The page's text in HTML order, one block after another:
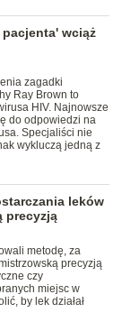
wciąż
zagadki
Ray Brown to
HIV. Najnowsze
do odpowiedzi na
Specjaliści nie
wykluczą jedną z
leków
precyzją
metodę, za
precyzją
czy
miejsc w
by lek działał